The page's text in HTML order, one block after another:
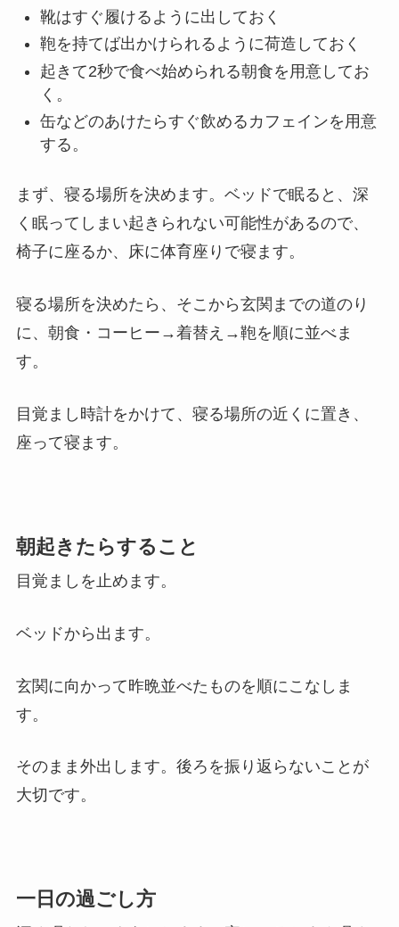
靴はすぐ履けるように出しておく
鞄を持てば出かけられるように荷造しておく
起きて2秒で食べ始められる朝食を用意してお
く。
缶などのあけたらすぐ飲めるカフェインを用意
する。
まず、寝る場所を決めます。ベッドで眠ると、深
く眠ってしまい起きられない可能性があるので、
椅子に座るか、床に体育座りで寝ます。
寝る場所を決めたら、そこから玄関までの道のり
に、朝食・コーヒー→着替え→鞄を順に並べま
す。
目覚まし時計をかけて、寝る場所の近くに置き、
座って寝ます。
朝起きたらすること
目覚ましを止めます。
ベッドから出ます。
玄関に向かって昨晩並べたものを順にこなしま
す。
そのまま外出します。後ろを振り返らないことが
大切です。
一日の過ごし方